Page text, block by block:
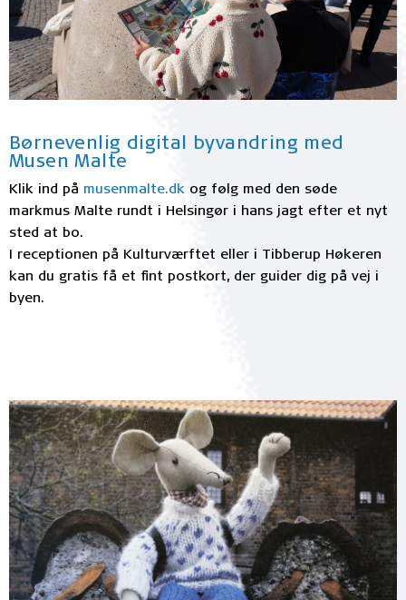
Børnevenlig digital byvandring med
Musen Malte
Klik ind på musenmalte.dk og følg med den søde
markmus Malte rundt i Helsingør i hans jagt efter et nyt
sted at bo.
I receptionen på Kulturværftet eller i Tibberup Høkeren
kan du gratis få et fint postkort, der guider dig på vej i
byen.